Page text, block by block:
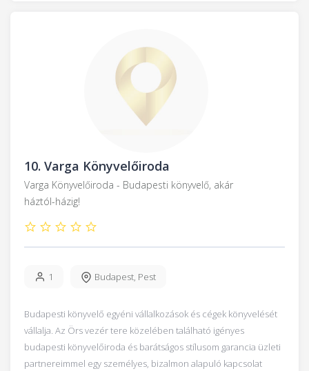
10. Varga Könyvelőiroda
Varga Könyvelőiroda - Budapesti könyvelő, akár
háztól-házig!
1 Budapest, Pest
Budapesti könyvelő egyéni vállalkozások és cégek könyvelését
vállalja. Az Örs vezér tere közelében található igényes
budapesti könyvelőiroda és barátságos stílusom garancia üzleti
partnereimmel egy személyes, bizalmon alapuló kapcsolat